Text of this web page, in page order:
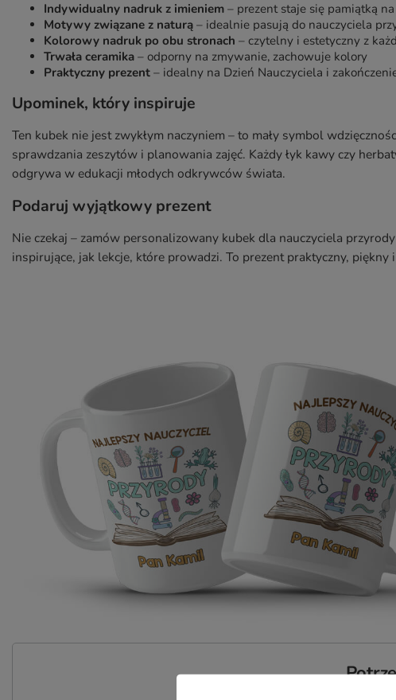
Indywidualny nadruk z imieniem – prezent staje się pamiątką
Motywy związane z naturą – idealnie pasują do nauczyciela
Kolorowy nadruk po obu stronach – czytelny i estetyczny z
Trwała ceramika – odporny na zmywanie, zachowuje kolory
Praktyczny prezent – idealny na Dzień Nauczyciela i
Upominek, który inspiruje
Ten kubek nie jest zwykłym naczyniem – to mały symbol
sprawdzania zeszytów i planowania zajęć. Każdy łyk kawy czy
odgrywa w edukacji młodych odkrywców świata.
Podaruj wyjątkowy prezent
Nie czekaj – zamów personalizowany kubek dla nauczyciela
inspirujące, jak lekcje, które prowadzi. To prezent praktyczny,